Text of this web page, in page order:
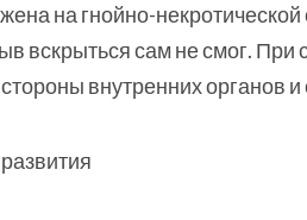
на гнойно-
вскрыться сам не смог. При
внутренних органов